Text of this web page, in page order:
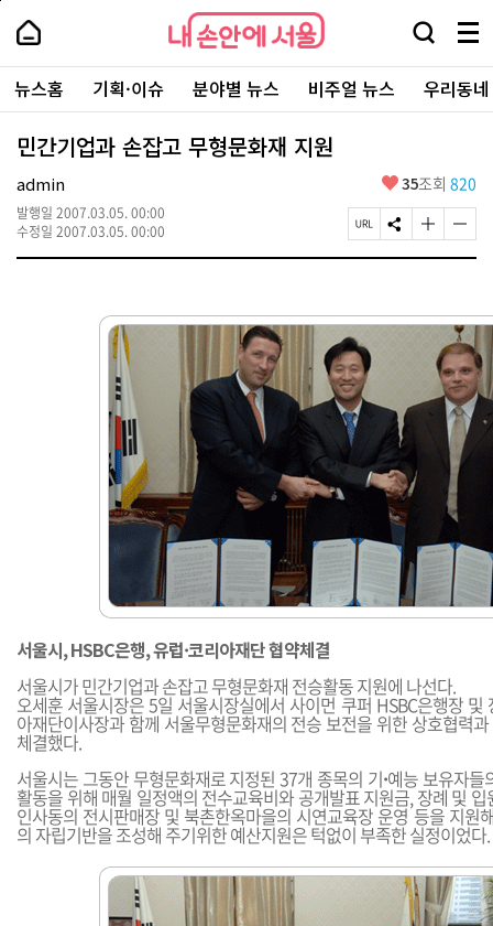
본
로
가
내
손
안
에
서
울
-
서
울
시
대
표
소
내
손
에
울
검
창
열
기
메
뉴
전
체
보
주
요
서
뉴스홈 기획·이슈 분야별 뉴스 비주얼 뉴스 우리동
민간기업과 손잡고 무형문화재 지원
admin
발행일 2007.03.05. 00:00
수정일 2007.03.05. 00:00
좋
요
35조회 820
페
이
L
복
사
S
N
하
글
자
게
변
경
하
기
글
자
게
변
경
하
기
서울시, HSBC은행, 유럽·코리아재단 협약체결
서울시가 민간기업과 손잡고 무형문화재 전승활동 지원에 나선다.
오세훈 서울시장은 5일 서울시장실에서 사이먼 쿠퍼 HSBC은행장 및
아재단이사장과 함께 서울무형문화재의 전승 보전을 위한 상호협력
체결했다.
서울시는 그동안 무형문화재로 지정된 37개 종목의 기·예능 보유자들
활동을 위해 매월 일정액의 전수교육비와 공개발표 지원금, 장례 및
인사동의 전시판매장 및 북촌한옥마을의 시연교육장 운영 등을 지원
의 자립기반을 조성해 주기위한 예산지원은 턱없이 부족한 실정이었다.
페
상
단
로